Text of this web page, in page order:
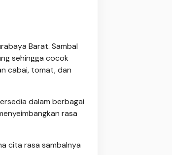
Barat. Sambal
sehingga cocok
cabai, tomat, dan
dalam berbagai
rasa
cita rasa sambalnya